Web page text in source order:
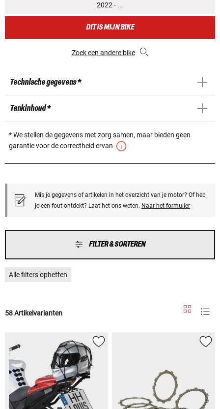
2022 - ...
DIT IS MIJN BIKE
Zoek een andere bike
Technische gegevens *
Tankinhoud *
* We stellen de gegevens met zorg samen, maar bieden geen
garantie voor de correctheid ervan
Mis je gegevens of artikelen in het overzicht van je motor? Of heb
je een fout ontdekt? Laat het ons weten. Naar het formulier
FILTER & SORTEREN
Alle filters opheffen
58 Artikelvarianten